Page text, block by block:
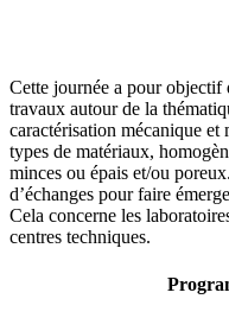
Cette journée a pour objectif
travaux autour de la
caractérisation mécanique et
types de matériaux,
minces ou épais et/ou
d’échanges pour faire
Cela concerne les
centres techniques.